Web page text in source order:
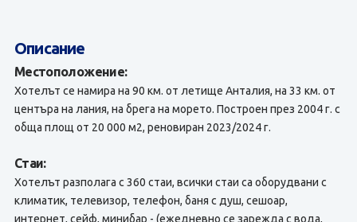
Описание
Местоположение:
Хотелът се намира на 90 км. от летище Анталия, на 33 км. от
центъра на лания, на брега на морето. Построен през 2004 г. с
обща площ от 20 000 м2, реновиран 2023/2024 г.
Стаи:
Хотелът разполага с 360 стаи, всички стаи са оборудвани с
климатик, телевизор, телефон, баня с душ, сешоар,
интернет, сейф, минибар - (ежедневно се зарежда с вода,